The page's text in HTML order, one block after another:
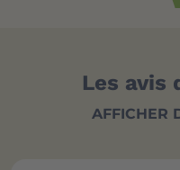
Les avis
AFFICHER